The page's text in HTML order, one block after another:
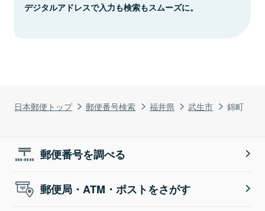
日本郵便トップ 郵便番号検索 福井県 武生市 錦町
デジタルアドレスで入力も検索もスムーズに。
郵便番号を調べる
郵便局・ATM・ポストをさがす